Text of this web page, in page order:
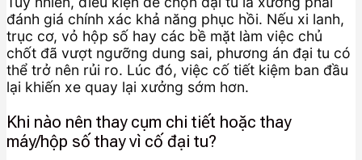
đánh giá chính xác khả năng phục hồi. Nếu xi lanh,
trục cơ, vỏ hộp số hay các bề mặt làm việc chủ
chốt đã vượt ngưỡng dung sai, phương án đại tu có
thể trở nên rủi ro. Lúc đó, việc cố tiết kiệm ban đầu
lại khiến xe quay lại xưởng sớm hơn.
Khi nào nên thay cụm chi tiết hoặc thay
máy/hộp số thay vì cố đại tu?